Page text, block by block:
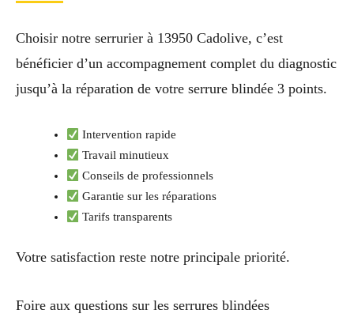
Choisir notre serrurier à 13950 Cadolive, c’est
bénéficier d’un accompagnement complet du diagnostic
jusqu’à la réparation de votre serrure blindée 3 points.
Intervention rapide
Travail minutieux
Conseils de professionnels
Garantie sur les réparations
Tarifs transparents
Votre satisfaction reste notre principale priorité.
Foire aux questions sur les serrures blindées